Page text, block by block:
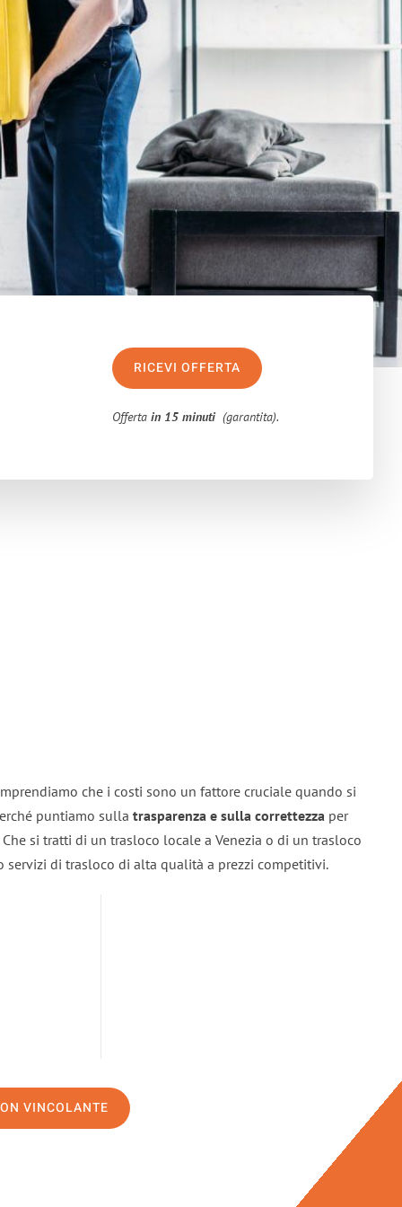
RICEVI OFFERTA
Offertain 15 minuti (garantita).
che i costi sono un fattore cruciale quando si
puntiamo sulla trasparenza e sulla correttezza per
si tratti di un trasloco locale a Venezia o di un trasloco
servizi di trasloco di alta qualità a prezzi competitivi.
VINCOLANTE